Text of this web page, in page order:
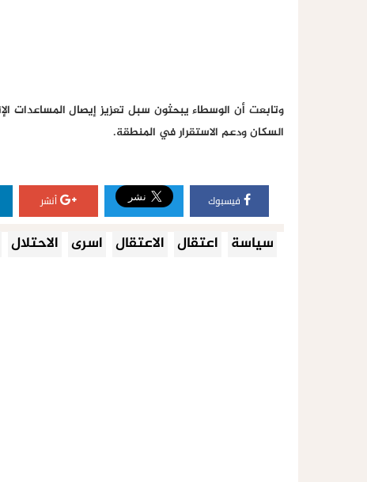
وتابعت أن الوسطاء يبحثون سبل تعزيز إيصال المساعدات
السكان ودعم الاستقرار في المنطقة.
فيسبوك أنشر
سياسة اعتقال الاعتقال اسرى الاحتلال